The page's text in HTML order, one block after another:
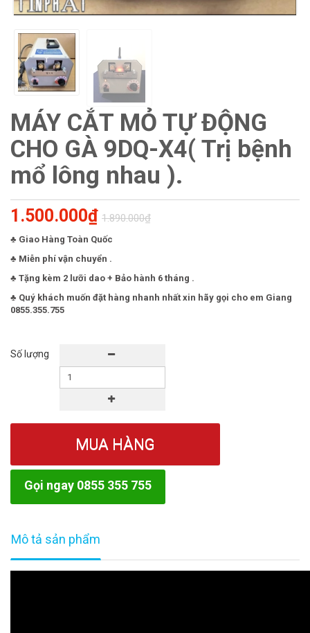
MÁY CẮT MỎ TỰ ĐỘNG
CHO GÀ 9DQ-X4( Trị bệnh
mổ lông nhau ).
1.500.000₫ 1.890.000₫
♣ Giao Hàng Toàn Quốc
♣ Miễn phí vận chuyển .
♣ Tặng kèm 2 lưỡi dao + Bảo hành 6 tháng .
♣ Quý khách muốn đặt hàng nhanh nhất xin hãy gọi cho em Giang
0855.355.755
Số lượng
MUA HÀNG
Gọi ngay 0855 355 755
Mô tả sản phẩm